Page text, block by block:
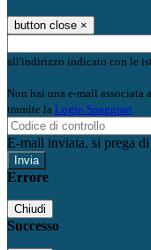
button close ×
all'indirizzo indicato con le
Non hai una e-mail associata
tramite la Login Spaggiari
E-mail inviata, si prega
Errore
Chiudi
Successo